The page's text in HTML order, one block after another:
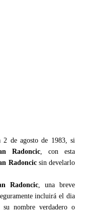
2 de agosto de 1983, si
Radoncic, con esta
Radoncicsin develarlo
Radoncic, una breve
incluirá el dia
nombre verdadero o